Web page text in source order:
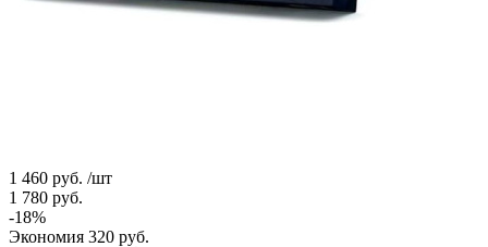
1 460 руб. /шт
1 780 руб.
-18%
Экономия 320 руб.